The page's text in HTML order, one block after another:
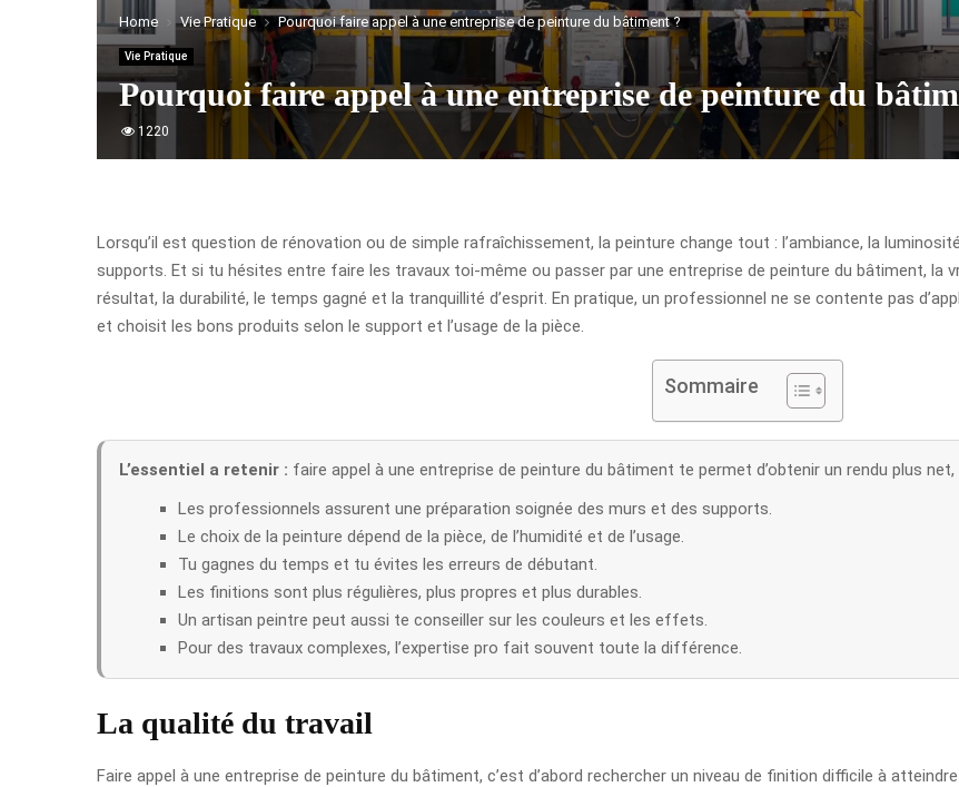
Home Vie Pratique Pourquoi faire appel à une entreprise de peinture du bâtiment ?
Vie Pratique
Pourquoi faire appel à une entreprise de peinture du
1220
Lorsqu’il est question de rénovation ou de simple rafraîchissement, la peinture change tout : l’ambiance, la
supports. Et si tu hésites entre faire les travaux toi-même ou passer par une entreprise de peinture du bâtiment, la
résultat, la durabilité, le temps gagné et la tranquillité d’esprit. En pratique, un professionnel ne se contente pas
et choisit les bons produits selon le support et l’usage de la pièce.
Sommaire
L’essentiel a retenir : faire appel à une entreprise de peinture du bâtiment te permet d’obtenir un rendu plus
Les professionnels assurent une préparation soignée des murs et des supports.
Le choix de la peinture dépend de la pièce, de l’humidité et de l’usage.
Tu gagnes du temps et tu évites les erreurs de débutant.
Les finitions sont plus régulières, plus propres et plus durables.
Un artisan peintre peut aussi te conseiller sur les couleurs et les effets.
Pour des travaux complexes, l’expertise pro fait souvent toute la différence.
La qualité du travail
Faire appel à une entreprise de peinture du bâtiment, c’est d’abord rechercher un niveau de finition difficile à